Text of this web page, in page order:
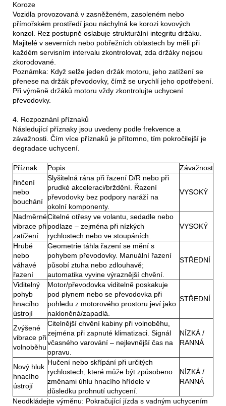
Koroze
Vozidla provozovaná v zasněženém, zasoleném nebo
přímořském prostředí jsou náchylná ke korozi kovových
konzol. Rez postupně oslabuje strukturální integritu držáku.
Majitelé v severních nebo pobřežních oblastech by měli při
každém servisním intervalu zkontrolovat, zda držáky nejsou
zkorodované.
Poznámka: Když selže jeden držák motoru, jeho zatížení se
přenese na držák převodovky, čímž se urychlí jeho opotřebení.
Při výměně držáků motoru vždy zkontrolujte uchycení
převodovky.
4. Rozpoznání příznaků
Následující příznaky jsou uvedeny podle frekvence a
závažnosti. Čím více příznaků je přítomno, tím pokročilejší je
degradace uchycení.
Příznak Popis
Závažnost
řinčení
nebo
bouchání
Slyšitelná rána při řazení D/R nebo při
prudké akceleraci/brždění. Řazení
převodovky bez podpory naráží na
okolní komponenty.
VYSOKÝ
Nadměrné
vibrace při
zatížení
Citelné otřesy ve volantu, sedadle nebo
podlaze – zejména při nízkých
rychlostech nebo ve stoupáních.
VYSOKÝ
Hrubé
nebo
váhavé
řazení
Geometrie táhla řazení se mění s
pohybem převodovky. Manuální řazení
působí ztuha nebo zdlouhavě;
automatika vyvine výraznější chvění.
STŘEDNÍ
Viditelný
pohyb
hnacího
ústrojí
Motor/převodovka viditelně poskakuje
pod plynem nebo se převodovka při
pohledu z motorového prostoru jeví jako
nakloněná/zapadlá.
STŘEDNÍ
Zvýšené
vibrace při
volnoběhu
Citelnější chvění kabiny při volnoběhu,
zejména při zapnuté klimatizaci. Signál
včasného varování – nejlevnější čas na
opravu.
NÍZKÁ /
RANNÁ
Nový hluk
hnacího
ústrojí
Hučení nebo skřípání při určitých
rychlostech, které může být způsobeno
změnami úhlu hnacího hřídele v
důsledku prohnutí uchycení.
NÍZKÁ /
RANNÁ
Neodkládejte výměnu: Pokračující jízda s vadným uchycením